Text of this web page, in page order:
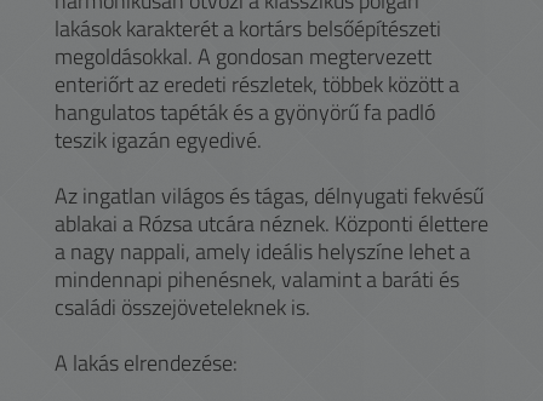
lakások karakterét a kortárs belsőépítészeti
megoldásokkal. A gondosan megtervezett
enteriőrt az eredeti részletek, többek között a
hangulatos tapéták és a gyönyörű fa padló
teszik igazán egyedivé.
Az ingatlan világos és tágas, délnyugati fekvésű
ablakai a Rózsa utcára néznek. Központi élettere
a nagy nappali, amely ideális helyszíne lehet a
mindennapi pihenésnek, valamint a baráti és
családi összejöveteleknek is.
A lakás elrendezése: